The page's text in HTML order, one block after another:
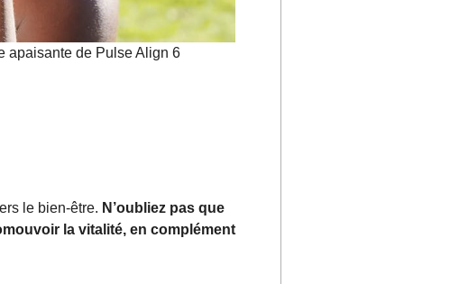
apaisante de Pulse Align 6
le bien-être. N’oubliez pas que
la vitalité, en complément